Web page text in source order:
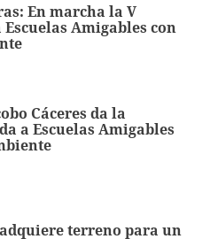
En marcha la V
Escuelas Amigables con
Cáceres da la
a Escuelas Amigables
terreno para un